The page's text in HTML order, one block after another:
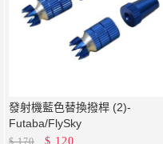
發射機藍色替換撥桿 (2)-
Futaba/FlySky
$170 $ 120